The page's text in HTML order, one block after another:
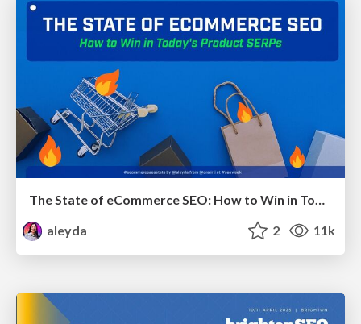
aleyda
2 11k